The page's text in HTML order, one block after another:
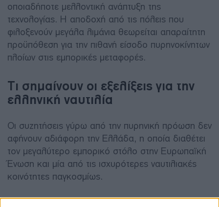
οποιαδήποτε μελλοντική ανάπτυξη της
τεχνολογίας. Η αποδοχή από τις πόλεις που
φιλοξενούν μεγάλα λιμάνια θεωρείται απαραίτητη
προϋπόθεση για την πιθανή είσοδο πυρηνοκίνητων
πλοίων στις εμπορικές μεταφορές.
Τι σημαίνουν οι εξελίξεις για την
ελληνική ναυτιλία
Οι συζητήσεις γύρω από την πυρηνική πρόωση δεν
αφήνουν αδιάφορη την Ελλάδα, η οποία διαθέτει
τον μεγαλύτερο εμπορικό στόλο στην Ευρωπαϊκή
Ένωση και μία από τις ισχυρότερες ναυτιλιακές
κοινότητες παγκοσμίως.